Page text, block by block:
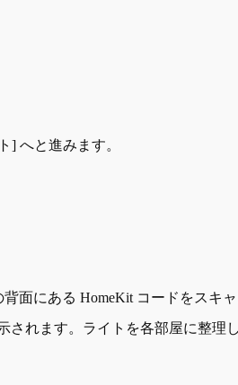
] へと進みます。
面にある HomeKit コードをスキャ
れます。ライトを各部屋に整理